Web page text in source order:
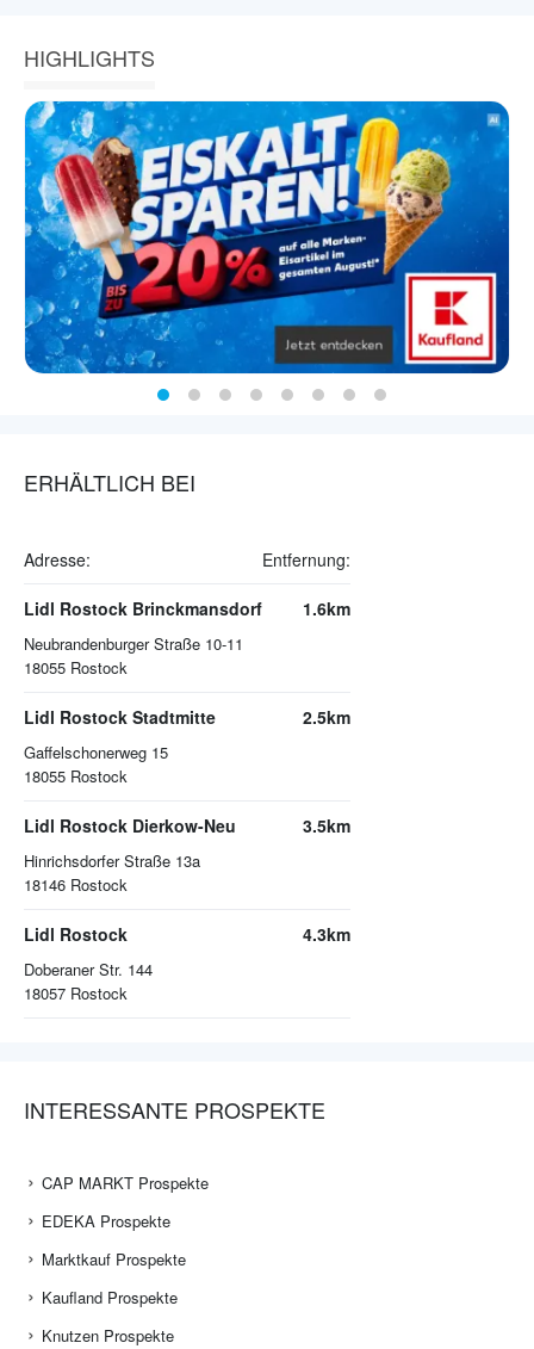
HIGHLIGHTS
ERHÄLTLICH BEI
Adresse: Entfernung:
Lidl Rostock Brinckmansdorf
Neubrandenburger Straße 10-11
18055 Rostock
1.6km
Lidl Rostock Stadtmitte
Gaffelschonerweg 15
18055 Rostock
2.5km
Lidl Rostock Dierkow-Neu
Hinrichsdorfer Straße 13a
18146 Rostock
3.5km
Lidl Rostock
Doberaner Str. 144
18057 Rostock
4.3km
INTERESSANTE PROSPEKTE
CAP MARKT Prospekte
EDEKA Prospekte
Marktkauf Prospekte
Kaufland Prospekte
Knutzen Prospekte